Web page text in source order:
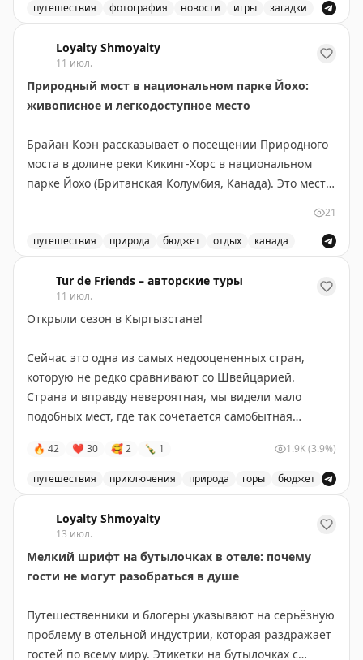
приведен ответ на предыдущую загадку (часть 360) —
фото дорожных знаков в Вайоминге с почти
нечитаемыми номерами трасс из-за эрозии
материала. Брайан приглашает читателей присылать
свои фотографии и скриншоты для участия в серии
статей.
The Gate with Brian Cohen|Original
путешествия фотография новости игры загадки
Loyalty Shmoyalty
11 июл.
Природный мост в национальном парке Йохо:
живописное и легкодоступное место
Брайан Коэн рассказывает о посещении Природного
моста в долине реки Кикинг-Хорс в национальном
парке Йохо (Британская Колумбия, Канада). Это место
достаточно пройти по искусственному мосту от
парковки. Природный мост образовался благодаря
эрозии известняка и абразии, вызванной потоком
реки. Река продолжает активно вырезать русло,
создавая впечатляющие скальные формации с
сам Природный мост посещать бесплатно. Идеально
подходит для быстрого визита — даже 10 минут
достаточно. Учтите, что в пиковый сезон здесь
бывает многолюдно из-за туристических автобусов.
The Gate with Brian Cohen|
21
путешествия природа бюджет отдых канада
Tur de Friends – авторские туры
11 июл.
Открыли сезон в Кыргызстане!
Сейчас это одна из самых недооцененных стран,
которую не редко сравнивают со Швейцарией.
Страна и вправду невероятная, мы видели мало
подобных мест, где так сочетается самобытная
90% Кыргызстана покрыто хребтами Тянь-Шаня и тут
нет дорог, на которых не было бы масштабных
пейзажей.
Посмотрите на кадры, они словно сняты в разных
уголках мира в разные сезоны.
Но все это в рамках нашего 7-дневного роуд-трипа,
На днях у нас разобрали все места на 2026 год
– и мы добавили доп.дату на 5-11 сентября
🔥 42 ❤ 30 🥰2 🍾 1 1.9K(3.9%)
путешествия приключения природа горы бюджет
Loyalty Shmoyalty
13 июл.
Мелкий шрифт на бутылочках в отеле: почему
гости не могут разобраться в душе
Путешественники и блогеры указывают на серьёзную
проблему в отельной индустрии, которая раздражает
гостей по всему миру. Этикетки на бутылочках с